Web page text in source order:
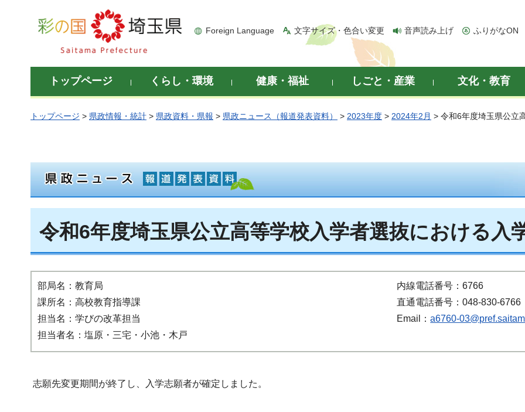
彩の国 埼玉県
Foreign Language 文字サイズ・色合い変更 音声読み上げ ふりがなON
トップページ くらし・環境 健康・福祉 しごと・産業 文化・教育
トップページ > 県政情報・統計 > 県政資料・県報 > 県政ニュース（報道発表資料） > 2023年度 > 2024年2月 > 令和6年度埼玉県公立
令和6年度埼玉県公立高等学校入学者選抜における入
部局名：教育局
課所名：高校教育指導課
担当名：学びの改革担当
担当者名：塩原・三宅・小池・木戸
内線電話番号：6766
直通電話番号：048-830-6766
Email：a6760-
志願先変更期間が終了し、入学志願者が確定しました。